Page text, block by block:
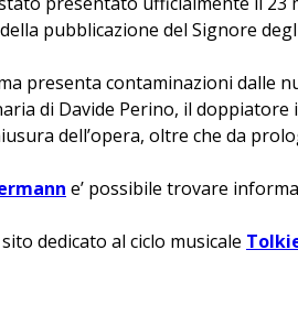
pubblicazione del Signore
ma presenta contaminazioni
di Davide Perino, il
dell’opera, oltre che da
e’ possibile trovare
dedicato al ciclo musicale